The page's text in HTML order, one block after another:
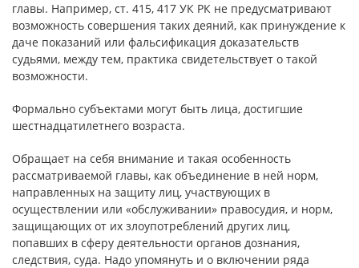
главы. Например, ст. 415, 417 УК РК не предусматривают
возможность совершения таких деяний, как принуждение к
даче показаний или фальсификация доказательств
судьями, между тем, практика свидетельствует о такой
возможности.
Формально субъектами могут быть лица, достигшие
шестнадцатилетнего возраста.
Обращает на себя внимание и такая особенность
рассматриваемой главы, как объединение в ней норм,
направленных на защиту лиц, участвующих в
осуществлении или «обслуживании» правосудия, и норм,
защищающих от их злоупотреблений других лиц,
попавших в сферу деятельности органов дознания,
следствия, суда. Надо упомянуть и о включении ряда